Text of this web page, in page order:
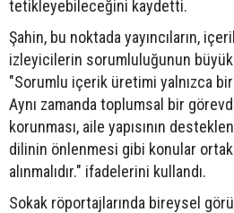
tetikleyebileceğini kaydetti.
Şahin, bu noktada yayıncıların,
izleyicilerin sorumluluğunun
"Sorumlu içerik üretimi yalnızca
Aynı zamanda toplumsal bir
korunması, aile yapısının
dilinin önlenmesi gibi konular
alınmalıdır." ifadelerini kullandı.
Sokak röportajlarında bireysel